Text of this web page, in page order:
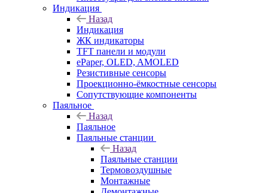
Индикация
Назад
Индикация
ЖК индикаторы
TFT панели и модули
ePaper, OLED, AMOLED
Резистивные сенсоры
Проекционно-ёмкостные сенсоры
Сопутствующие компоненты
Паяльное
Назад
Паяльное
Паяльные станции
Назад
Паяльные станции
Термовоздушные
Монтажные